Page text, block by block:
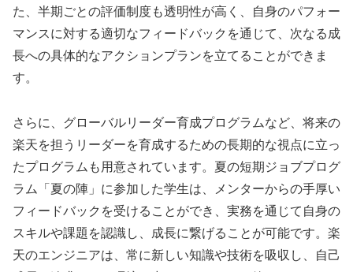
た、半期ごとの評価制度も透明性が高く、自身のパフォー
マンスに対する適切なフィードバックを通じて、次なる成
長への具体的なアクションプランを立てることができま
す。
さらに、グローバルリーダー育成プログラムなど、将来の
楽天を担うリーダーを育成するための長期的な視点に立っ
たプログラムも用意されています。夏の短期ジョブプログ
ラム「夏の陣」に参加した学生は、メンターからの手厚い
フィードバックを受けることができ、実務を通じて自身の
スキルや課題を認識し、成長に繋げることが可能です。楽
天のエンジニアは、常に新しい知識や技術を吸収し、自己